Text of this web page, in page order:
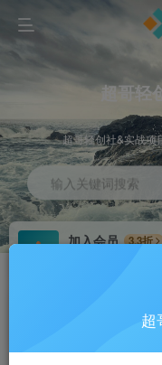
超哥轻
超哥轻创社&实战项
输入关键词搜索
加入会员
3.3折
推广返佣高达70%
超